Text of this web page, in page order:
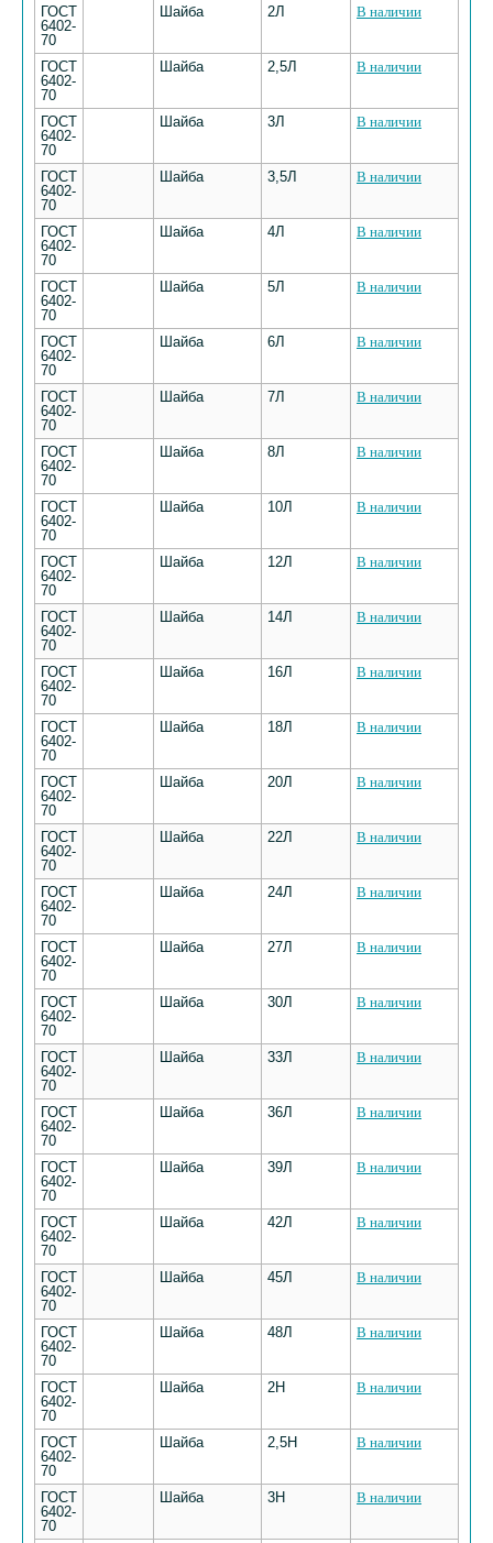
ГОСТ
6402-
70
Шайба 2Л В наличии
ГОСТ
6402-
70
Шайба 2,5Л В наличии
ГОСТ
6402-
70
Шайба 3Л В наличии
ГОСТ
6402-
70
Шайба 3,5Л В наличии
ГОСТ
6402-
70
Шайба 4Л В наличии
ГОСТ
6402-
70
Шайба 5Л В наличии
ГОСТ
6402-
70
Шайба 6Л В наличии
ГОСТ
6402-
70
Шайба 7Л В наличии
ГОСТ
6402-
70
Шайба 8Л В наличии
ГОСТ
6402-
70
Шайба 10Л В наличии
ГОСТ
6402-
70
Шайба 12Л В наличии
ГОСТ
6402-
70
Шайба 14Л В наличии
ГОСТ
6402-
70
Шайба 16Л В наличии
ГОСТ
6402-
70
Шайба 18Л В наличии
ГОСТ
6402-
70
Шайба 20Л В наличии
ГОСТ
6402-
70
Шайба 22Л В наличии
ГОСТ
6402-
70
Шайба 24Л В наличии
ГОСТ
6402-
70
Шайба 27Л В наличии
ГОСТ
6402-
70
Шайба 30Л В наличии
ГОСТ
6402-
70
Шайба 33Л В наличии
ГОСТ
6402-
70
Шайба 36Л В наличии
ГОСТ
6402-
70
Шайба 39Л В наличии
ГОСТ
6402-
70
Шайба 42Л В наличии
ГОСТ
6402-
70
Шайба 45Л В наличии
ГОСТ
6402-
70
Шайба 48Л В наличии
ГОСТ
6402-
70
Шайба 2Н В наличии
ГОСТ
6402-
70
Шайба 2,5Н В наличии
ГОСТ
6402-
70
Шайба 3Н В наличии